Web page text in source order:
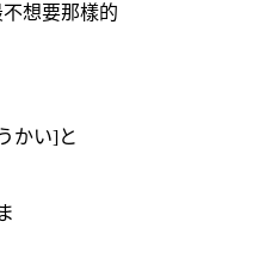
想要那樣的
かい]と